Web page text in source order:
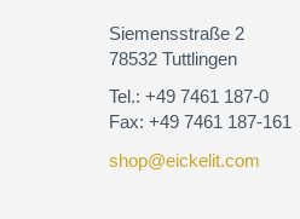
Siemensstraße 2
78532 Tuttlingen
Tel.: +49 7461 187-0
Fax: +49 7461 187-161
shop@eickelit.com